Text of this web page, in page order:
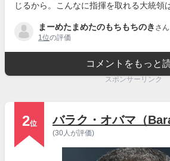
じるから。こんなに指揮を取れる大統領
まーめたまめたのもちもちのき さん
1位の評価
コメントをもっと
スポンサーリンク
2位 バラク・オバマ（
(30人が評価)